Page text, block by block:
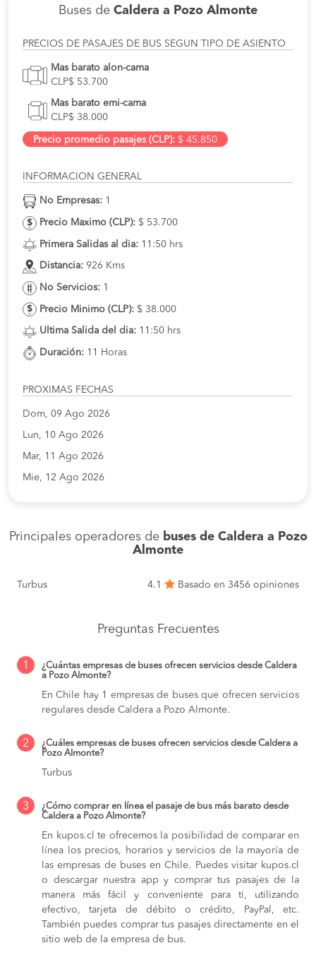
Buses de Caldera a Pozo Almonte
PRECIOS DE PASAJES DE BUS SEGUN TIPO DE ASIENTO
Mas barato alon-cama
CLP$ 53.700
Mas barato emi-cama
CLP$ 38.000
Precio promedio pasajes (CLP): $ 45.850
INFORMACION GENERAL
No Empresas: 1
Precio Maximo (CLP): $ 53.700
Primera Salidas al dia: 11:50 hrs
Distancia: 926 Kms
No Servicios: 1
Precio Minimo (CLP): $ 38.000
Ultima Salida del dia: 11:50 hrs
Duración: 11 Horas
PROXIMAS FECHAS
Dom, 09 Ago 2026
Lun, 10 Ago 2026
Mar, 11 Ago 2026
Mie, 12 Ago 2026
Principales operadores de buses de Caldera a Pozo
Almonte
Turbus 4.1 Basado en 3456 opiniones
Preguntas Frecuentes
1
¿Cuántas empresas de buses ofrecen servicios desde Caldera
a Pozo Almonte?
En Chile hay 1 empresas de buses que ofrecen servicios
regulares desde Caldera a Pozo Almonte.
2
¿Cuáles empresas de buses ofrecen servicios desde Caldera a
Pozo Almonte?
Turbus
3
¿Cómo comprar en línea el pasaje de bus más barato desde
Caldera a Pozo Almonte?
En kupos.cl te ofrecemos la posibilidad de comparar en
línea los precios, horarios y servicios de la mayoría de
las empresas de buses en Chile. Puedes visitar kupos.cl
o descargar nuestra app y comprar tus pasajes de la
manera más fácil y conveniente para ti, utilizando
efectivo, tarjeta de débito o crédito, PayPal, etc.
También puedes comprar tus pasajes directamente en el
sitio web de la empresa de bus.